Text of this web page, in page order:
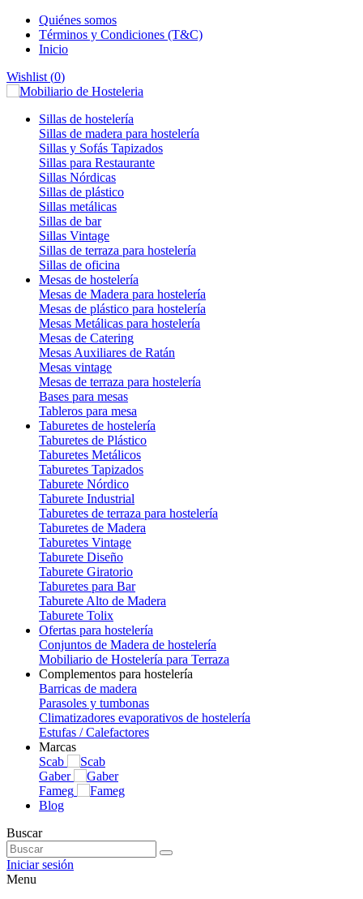
Quiénes somos
Términos y Condiciones (T&C)
Inicio
Wishlist (0)
Sillas de hostelería
Sillas de madera para hostelería
Sillas y Sofás Tapizados
Sillas para Restaurante
Sillas Nórdicas
Sillas de plástico
Sillas metálicas
Sillas de bar
Sillas Vintage
Sillas de terraza para hostelería
Sillas de oficina
Mesas de hostelería
Mesas de Madera para hostelería
Mesas de plástico para hostelería
Mesas Metálicas para hostelería
Mesas de Catering
Mesas Auxiliares de Ratán
Mesas vintage
Mesas de terraza para hostelería
Bases para mesas
Tableros para mesa
Taburetes de hostelería
Taburetes de Plástico
Taburetes Metálicos
Taburetes Tapizados
Taburete Nórdico
Taburete Industrial
Taburetes de terraza para hostelería
Taburetes de Madera
Taburetes Vintage
Taburete Diseño
Taburete Giratorio
Taburetes para Bar
Taburete Alto de Madera
Taburete Tolix
Ofertas para hostelería
Conjuntos de Madera de hostelería
Mobiliario de Hostelería para Terraza
Complementos para hostelería
Barricas de madera
Parasoles y tumbonas
Climatizadores evaporativos de hostelería
Estufas / Calefactores
Marcas
Scab
Gaber
Fameg
Blog
Buscar
Iniciar sesión
Menu